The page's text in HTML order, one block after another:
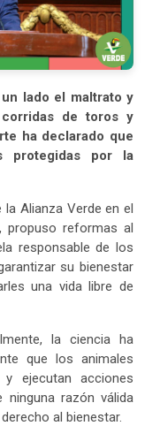
lado el maltrato y
de toros y
ha declarado que
protegidas por la
Alianza Verde en el
propuso reformas al
responsable de los
su bienestar
una vida libre de
la ciencia ha
que los animales
ejecutan acciones
razón válida
al bienestar.